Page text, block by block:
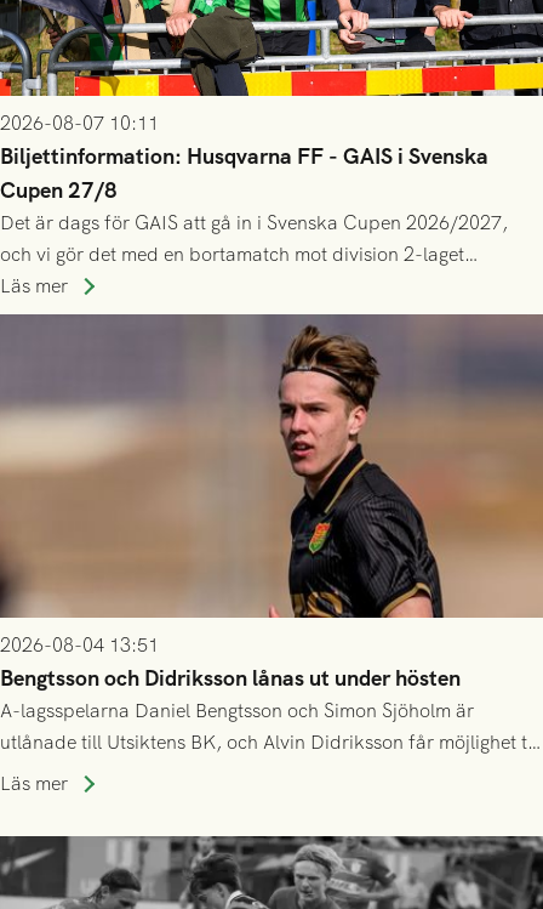
2026-08-07 10:11
Biljettinformation: Husqvarna FF - GAIS i Svenska
Cupen 27/8
Det är dags för GAIS att gå in i Svenska Cupen 2026/2027,
och vi gör det med en bortamatch mot division 2-laget
Husqvarna FF. Häng med och stötta grönsvart på plats!
Läs mer
2026-08-04 13:51
Bengtsson och Didriksson lånas ut under hösten
A-lagsspelarna Daniel Bengtsson och Simon Sjöholm är
utlånade till Utsiktens BK, och Alvin Didriksson får möjlighet till
speltid i Hestrafors genom föreningssamarbete.
Läs mer